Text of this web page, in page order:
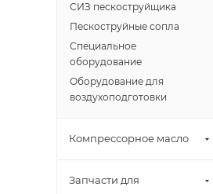
СИЗ пескоструйщика
Пескоструйные сопла
Специальное
оборудование
Оборудование для
воздухоподготовки
Компрессорное масло
Запчасти для